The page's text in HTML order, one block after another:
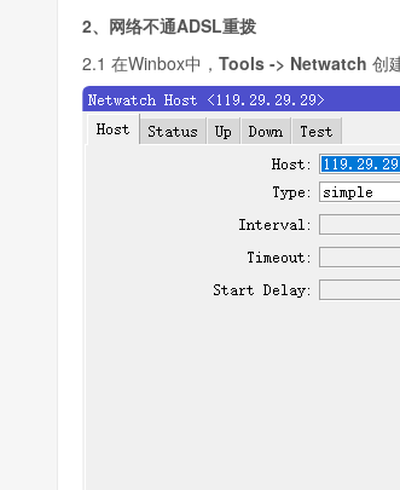
2、网络不通ADSL重拨
2.1 在Winbox中， Tools -> Netwatch 创